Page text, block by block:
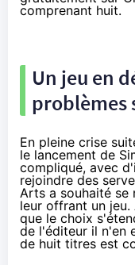
comprenant huit.
Un jeu en
problèmes
En pleine crise
le lancement de
compliqué, avec
rejoindre des
Arts a souhaité se
leur offrant un
que le choix
de l'éditeur il n'en
de huit titres est